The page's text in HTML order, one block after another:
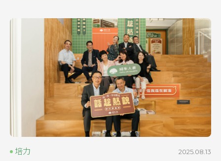
培力 2025.08.13